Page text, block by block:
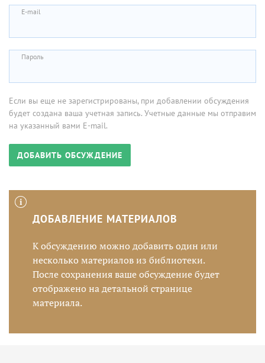
E-mail
Пароль
Если вы еще не зарегистрированы, при добавлении обсуждения
будет создана ваша учетная запись. Учетные данные мы отправим
на указанный вами E-mail.
ДОБАВЛЕНИЕ МАТЕРИАЛОВ
К обсуждению можно добавить один или
несколько материалов из библиотеки.
После сохранения ваше обсуждение будет
отображено на детальной странице
материала.